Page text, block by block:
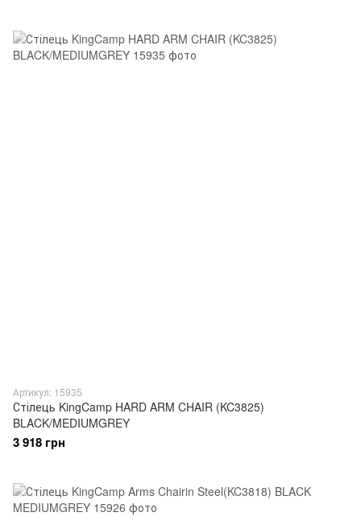
Артикул: 15935
Стілець KingCamp HARD ARM CHAIR (KC3825)
BLACK/MEDIUMGREY
3 918 грн